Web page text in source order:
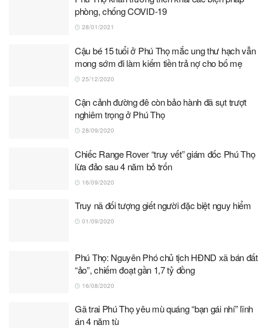
phòng, chống COVID-19
28/01/2021
Cậu bé 15 tuổi ở Phú Thọ mắc ung thư hạch vẫn
mong sớm đi làm kiếm tiền trả nợ cho bố mẹ
25/12/2020
Cận cảnh đường đê còn bảo hành đã sụt trượt
nghiêm trọng ở Phú Thọ
28/09/2020
Chiếc Range Rover “truy vết” giám đốc Phú Thọ
lừa đảo sau 4 năm bỏ trốn
16/09/2020
Truy nã đối tượng giết người đặc biệt nguy hiểm
01/09/2020
Phú Thọ: Nguyên Phó chủ tịch HĐND xã bán đất
“ảo”, chiếm đoạt gần 1,7 tỷ đồng
16/08/2020
Gã trai Phú Thọ yêu mù quáng “bạn gái nhí” lĩnh
án 4 năm tù